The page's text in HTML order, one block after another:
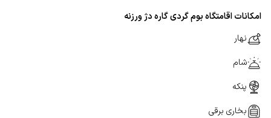
امکانات اقامتگاه بوم گردی گاره دژ ورزنه
نهار
شام
پنکه
بخاری برقی